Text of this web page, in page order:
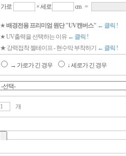
가로 × 세로 cm =
★배경전용 프리미엄 원단 "UV캔버스" ← 클릭 !
★ UV출력을 선택하는 이유 ← 클릭 !
★ 강력접착 젤테이프 - 현수막 부착하기 ← 클릭 !
→ 가로가 긴 경우 ↓ 세로가 긴 경우
개